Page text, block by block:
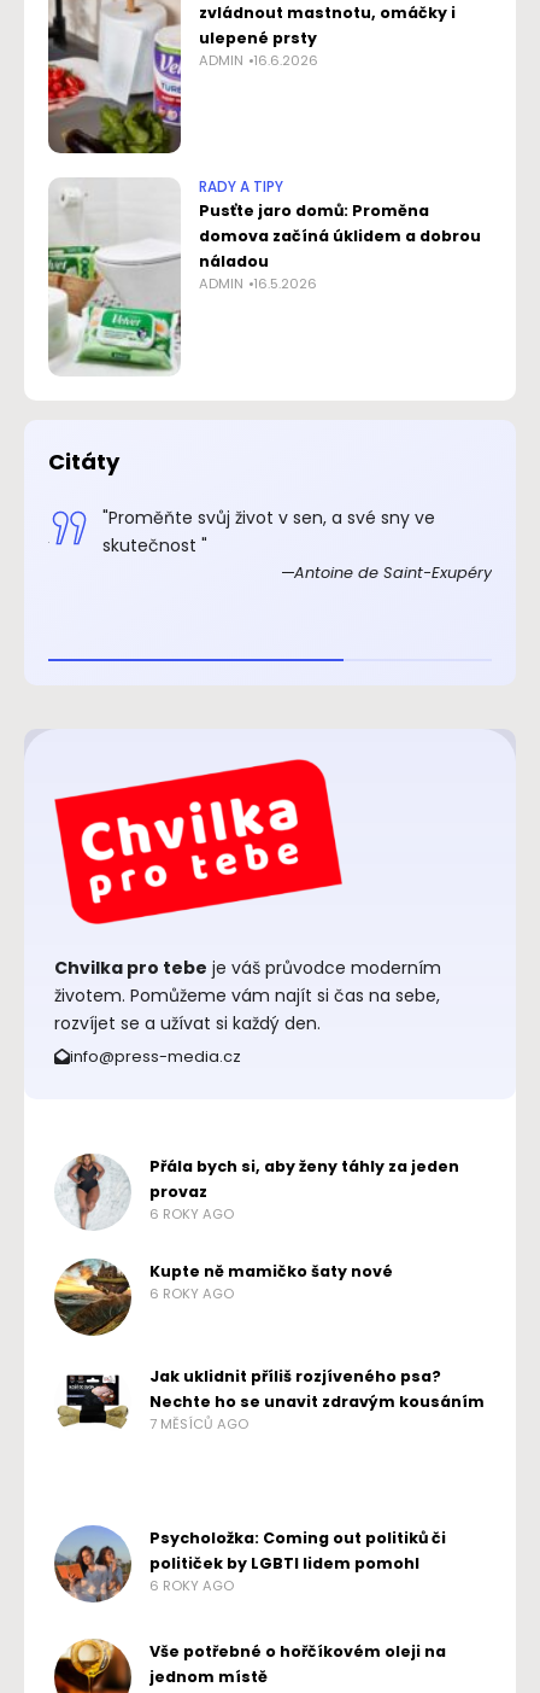
zvládnout mastnotu, omáčky i
ulepené prsty
ADMIN 16.6.2026
RADY A TIPY
Pusťte jaro domů: Proměna
domova začíná úklidem a dobrou
náladou
ADMIN 16.5.2026
Citáty
"Proměňte svůj život v sen, a své sny ve
skutečnost "
Antoine de Saint-Exupéry
Chvilka pro tebe je váš průvodce moderním
životem. Pomůžeme vám najít si čas na sebe,
rozvíjet se a užívat si každý den.
info@press-media.cz
Přála bych si, aby ženy táhly za jeden
provaz
6 ROKY AGO
Kupte ně mamičko šaty nové
6 ROKY AGO
Jak uklidnit příliš rozjíveného psa?
Nechte ho se unavit zdravým kousáním
7 MĚSÍCŮ AGO
Psycholožka: Coming out politiků či
političek by LGBTI lidem pomohl
6 ROKY AGO
Vše potřebné o hořčíkovém oleji na
jednom místě